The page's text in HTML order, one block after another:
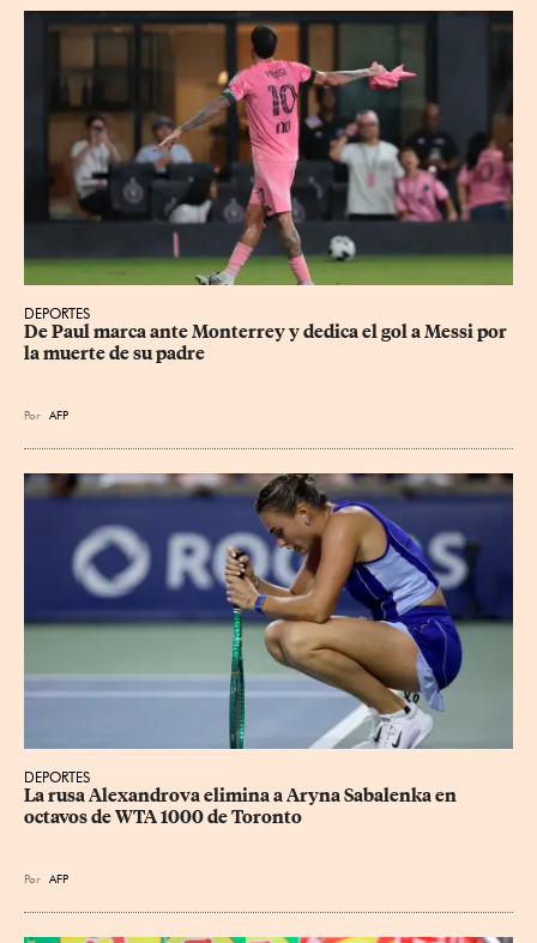
DEPORTES
De Paul marca ante Monterrey y dedica el gol a Messi por
la muerte de su padre
Por AFP
DEPORTES
La rusa Alexandrova elimina a Aryna Sabalenka en
octavos de WTA 1000 de Toronto
Por AFP